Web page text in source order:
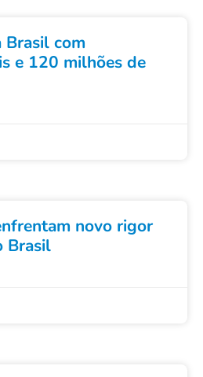
Brasil com
e 120 milhões de
novo rigor
Brasil